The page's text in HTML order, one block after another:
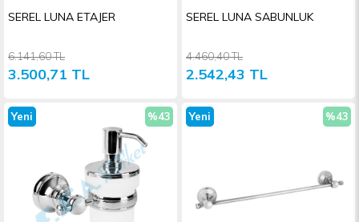
SEREL LUNA ETAJER
3.500,71 TL
6.141,60 TL
SEREL LUNA SABUNLUK
2.542,43 TL
4.460,40 TL
%43
Yeni
%43
Yeni